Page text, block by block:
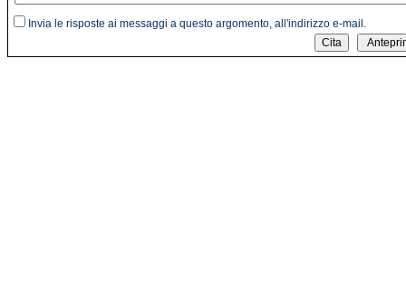
Invia le risposte ai messaggi a questo argomento, all'indirizzo e-mail.